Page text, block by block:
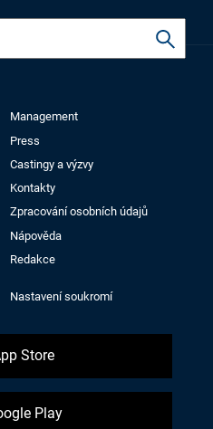
Management
Press
Castingy a výzvy
Kontakty
Zpracování osobních údajů
Nápověda
Redakce
Nastavení soukromí
Store
Play